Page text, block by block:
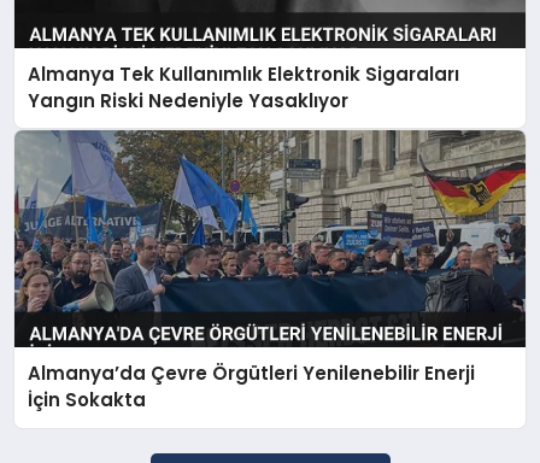
SAĞLIK
EĞITIM
DÜNYA
YAŞAM
Almanya Tek Kullanımlık Elektronik Sigaraları
Yangın Riski Nedeniyle Yasaklıyor
Almanya’da Çevre Örgütleri Yenilenebilir Enerji
İçin Sokakta